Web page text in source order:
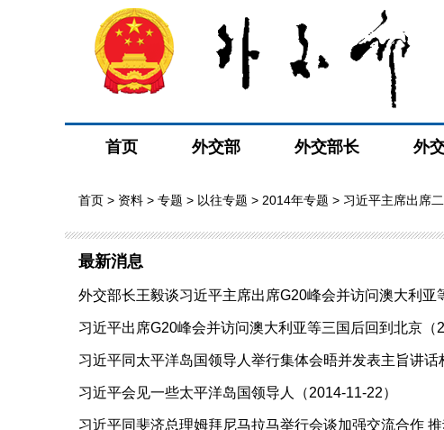
首页 外交部 外交部长 外
首页 > 资料 > 专题 > 以往专题 > 2014年专题 > 习近平主席出席
最新消息
外交部长王毅谈习近平主席出席G20峰会并访问澳大利亚
习近平出席G20峰会并访问澳大利亚等三国后回到北京（
习近平同太平洋岛国领导人举行集体会晤并发表主旨讲
习近平会见一些太平洋岛国领导人（2014-11-22）
习近平同斐济总理姆拜尼马拉马举行会谈加强交流合作